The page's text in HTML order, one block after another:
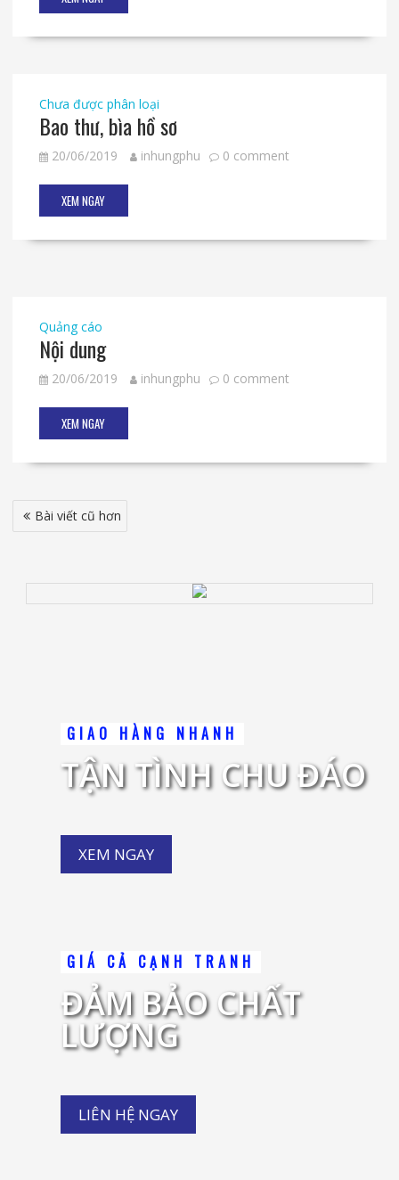
Chưa được phân loại
Bao thư, bìa hồ sơ
20/06/2019 inhungphu 0 comment
XEM NGAY
Quảng cáo
Nội dung
20/06/2019 inhungphu 0 comment
XEM NGAY
Điều
hướng
viết
Bài viết cũ hơn
GIAO HÀNG NHANH
TẬN TÌNH CHU ĐÁO
XEM NGAY
GIÁ CẢ CẠNH TRANH
ĐẢM BẢO CHẤT
LƯỢNG
LIÊN HỆ NGAY